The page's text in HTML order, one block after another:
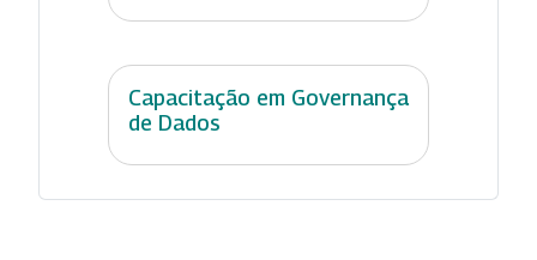
Capacitação em Governança
de Dados